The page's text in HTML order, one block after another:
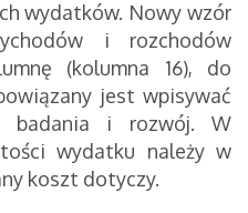
wydatków. Nowy wzór
i rozchodów
(kolumna 16), do
jest wpisywać
badania i rozwój. W
wydatku należy w
koszt dotyczy.